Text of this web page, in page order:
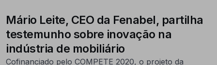
Mário Leite, CEO da Fenabel, partilha
testemunho sobre inovação na
indústria de mobiliário
Cofinanciado pelo COMPETE 2020, o projeto da